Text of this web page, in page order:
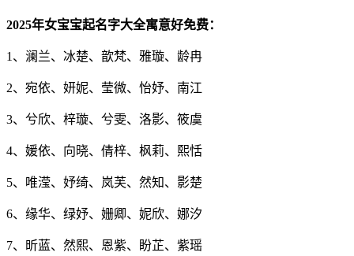
2025年女宝宝起名字大全寓意好免费：
1、澜兰、冰楚、歆梵、雅璇、龄冉
2、宛依、妍妮、莹微、怡妤、南江
3、兮欣、梓璇、兮雯、洛影、筱虞
4、媛依、向晓、倩梓、枫莉、熙恬
5、唯滢、妤绮、岚芙、然知、影楚
6、缘华、绿妤、姗卿、妮欣、娜汐
7、昕蓝、然熙、恩紫、盼芷、紫瑶